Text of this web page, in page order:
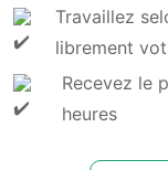
Travaillez
librement
Recevez le
heures